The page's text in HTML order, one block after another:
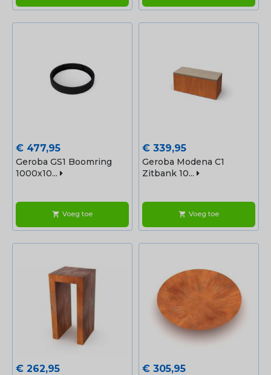
Prijs
€ 477,95
Geroba GS1 Boomring
1000x10...
shopping_cart Voeg toe
Prijs
€ 339,95
Geroba Modena C1
Zitbank 10...
shopping_cart Voeg toe
Prijs
€ 262,95 Prijs
€ 305,95